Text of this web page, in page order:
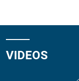
VIDEOS